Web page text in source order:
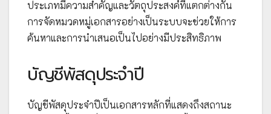
ประเภทมีความสำคัญและวัตถุประสงค์ที่แตกต่างกัน
การจัดหมวดหมู่เอกสารอย่างเป็นระบบจะช่วยให้การ
ค้นหาและการนำเสนอเป็นไปอย่างมีประสิทธิภาพ
บัญชีพัสดุประจำปี
บัญชีพัสดุประจำปีเป็นเอกสารหลักที่แสดงถึงสถานะ